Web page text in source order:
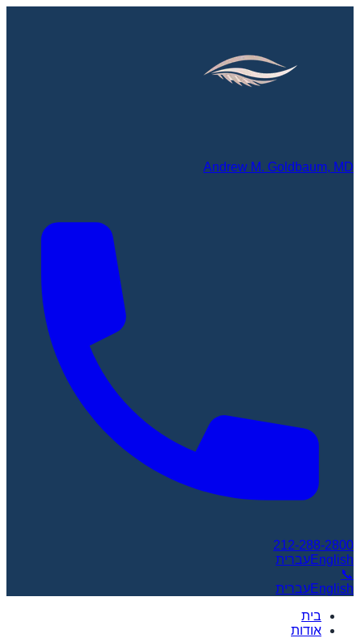
Andrew M. Goldbaum, MD
212-288-2800
Englishעברית
📞
Englishעברית
בית
אודות